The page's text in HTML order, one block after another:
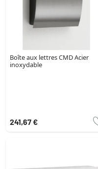
Boîte aux lettres CMD Acier
inoxydable
241,67 €